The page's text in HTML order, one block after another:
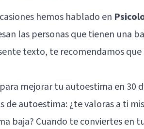
hemos hablado en
las personas que tienen una
texto, te recomendamos que
mejorar tu autoestima en 30
de autoestima: ¿te valoras a ti
baja? Cuando te conviertes en